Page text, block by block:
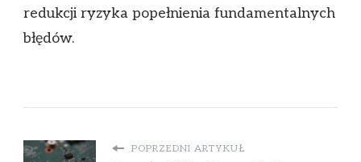
redukcji ryzyka popełnienia fundamentalnych
błędów.
POPRZEDNI ARTYKUŁ